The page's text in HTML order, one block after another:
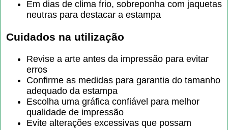
Em dias de clima frio, sobreponha com jaquetas
neutras para destacar a estampa
Cuidados na utilização
Revise a arte antes da impressão para evitar
erros
Confirme as medidas para garantia do tamanho
adequado da estampa
Escolha uma gráfica confiável para melhor
qualidade de impressão
Evite alterações excessivas que possam